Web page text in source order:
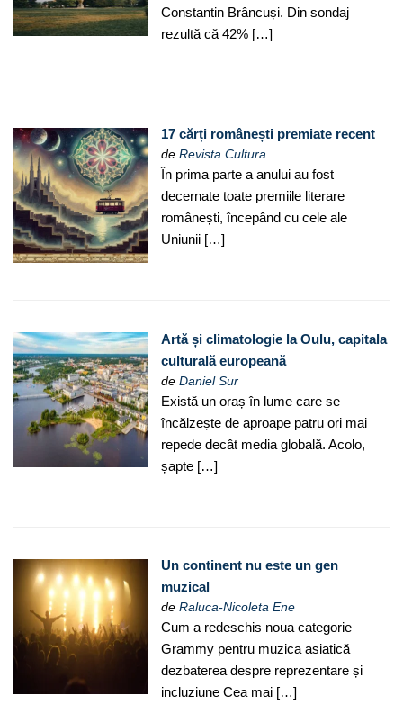
Constantin Brâncuși. Din sondaj
rezultă că 42% […]
17 cărți românești premiate recent
deRevista Cultura
În prima parte a anului au fost
decernate toate premiile literare
românești, începând cu cele ale
Uniunii […]
Artă și climatologie la Oulu, capitala
culturală europeană
deDaniel Sur
Există un oraș în lume care se
încălzește de aproape patru ori mai
repede decât media globală. Acolo,
șapte […]
Un continent nu este un gen
muzical
deRaluca-Nicoleta Ene
Cum a redeschis noua categorie
Grammy pentru muzica asiatică
dezbaterea despre reprezentare și
incluziune Cea mai […]